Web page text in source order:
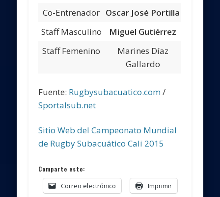
Co-Entrenador Oscar José Portilla
Staff Masculino
Miguel Gutiérrez
Staff Femenino
Marines Díaz
Gallardo
Fuente: Rugbysubacuatico.com/
Sportalsub.net
Sitio Web del Campeonato Mundial
de Rugby Subacuático Cali 2015
Comparte esto:
Correo electrónico Imprimir